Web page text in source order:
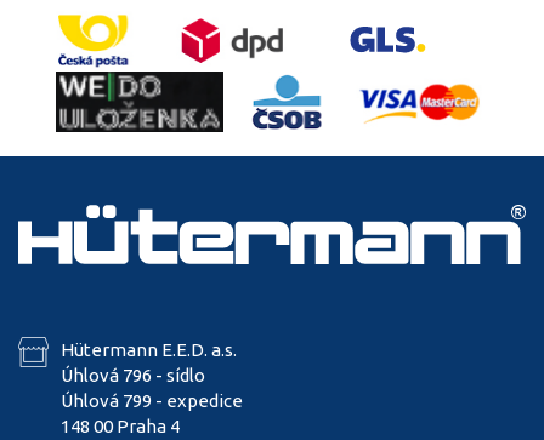
Hütermann E.E.D. a.s.
Úhlová 796 - sídlo
Úhlová 799 - expedice
148 00 Praha 4